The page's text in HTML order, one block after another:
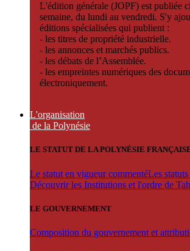
L'édition générale (JOPF) est publiée
semaine, du lundi au vendredi. S'y
éditions spécialisées qui publient :
- les titres de propriété industrielle.
- les annonces et marchés publics.
- les débats de l’Assemblée.
- les empreintes numériques des
électroniquement.
L'organisation
de la Polynésie
LE STATUT DE LA POLYNÉSIE
Le statut en vigueur commentéLes
Découvrir les Institutions et l'ordre de
LE GOUVERNEMENT
Composition du gouvernement et